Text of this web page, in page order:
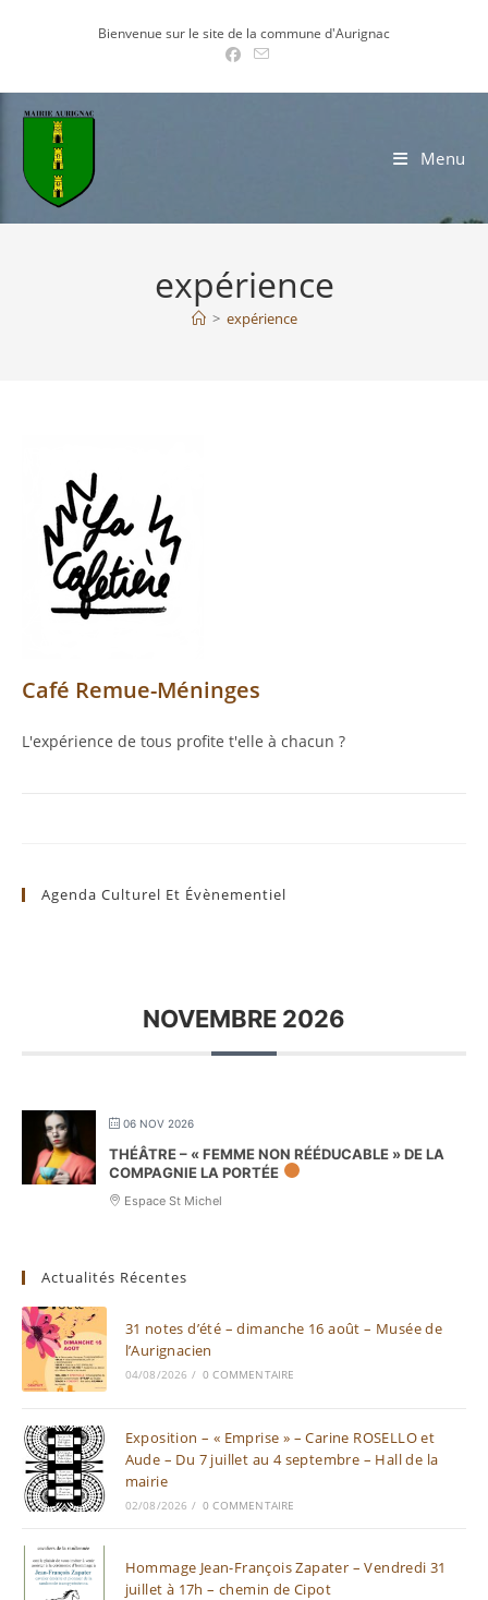
Bienvenue sur le site de la commune d'Aurignac
Menu
expérience
> expérience
Café Remue-Méninges
L'expérience de tous profite t'elle à chacun ?
Agenda Culturel Et Évènementiel
NOVEMBRE 2026
06 NOV 2026
THÉÂTRE – « FEMME NON RÉÉDUCABLE » DE LA
COMPAGNIE LA PORTÉE
Espace St Michel
Actualités Récentes
31 notes d’été – dimanche 16 août – Musée de
l’Aurignacien
04/08/2026 / 0 COMMENTAIRE
Exposition – « Emprise » – Carine ROSELLO et
Aude – Du 7 juillet au 4 septembre – Hall de la
mairie
02/08/2026 / 0 COMMENTAIRE
Hommage Jean-François Zapater – Vendredi 31
juillet à 17h – chemin de Cipot